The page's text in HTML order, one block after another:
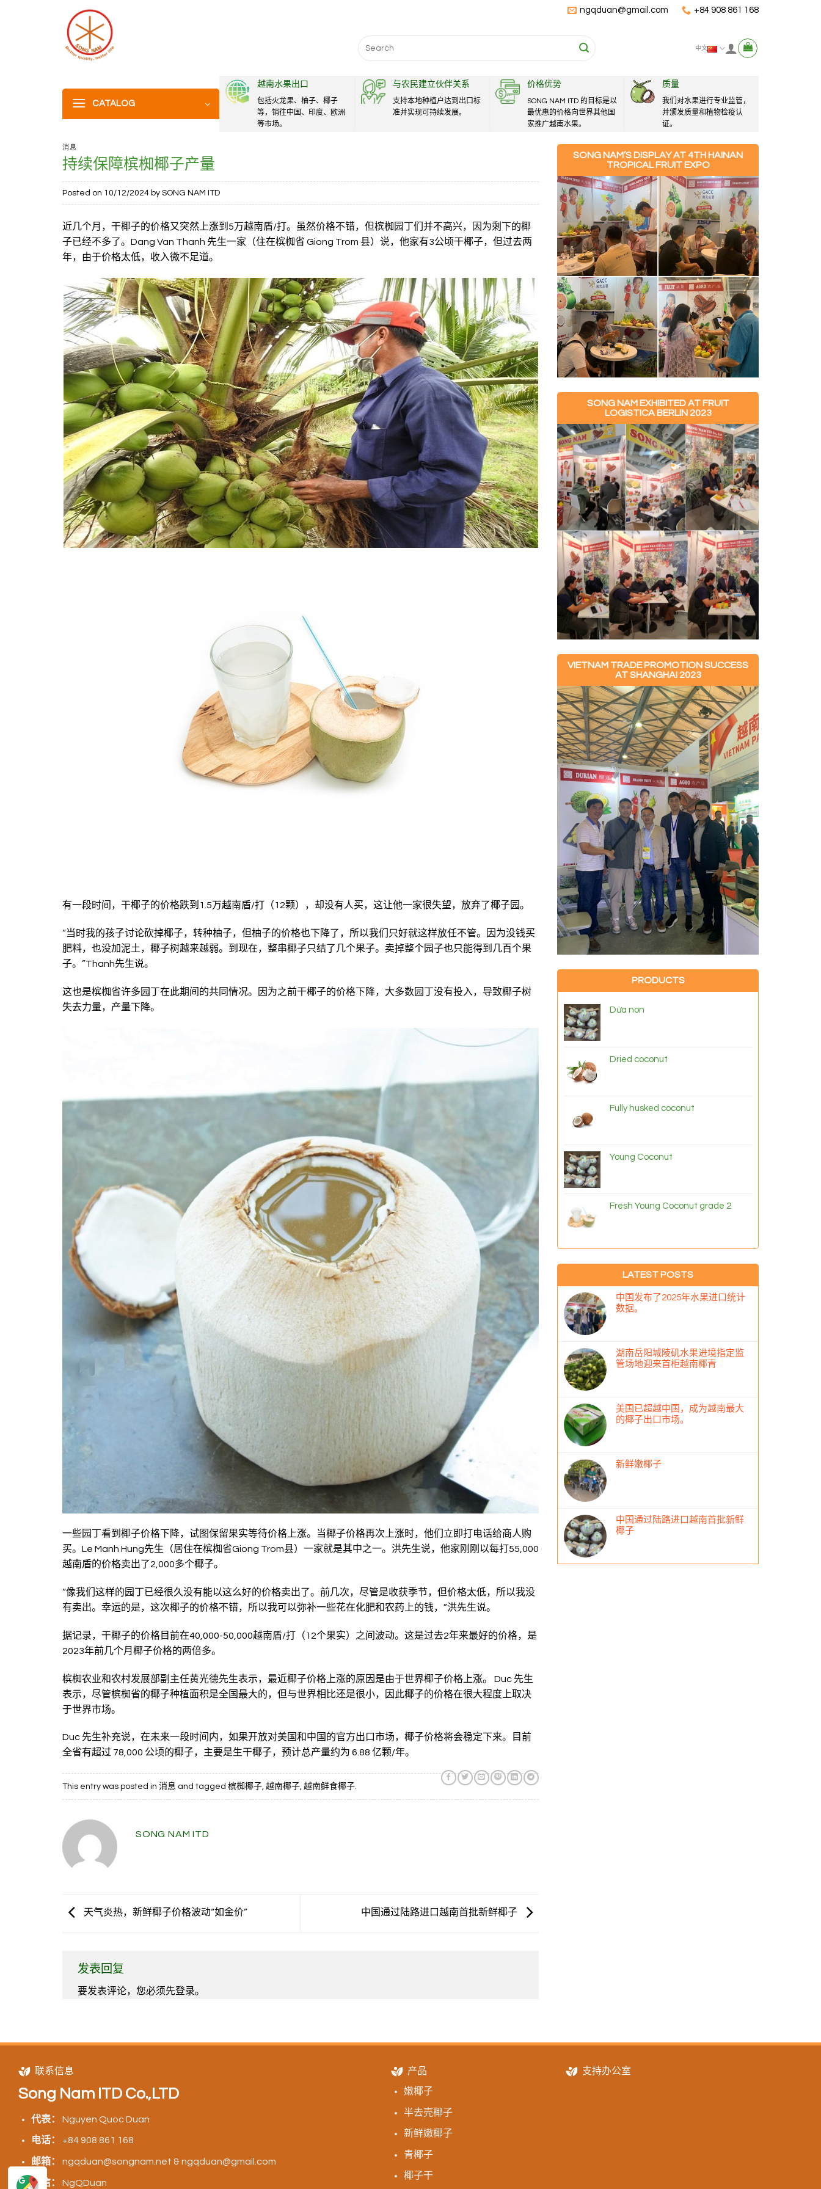
ngqduan@gmail.com +84 908 861 168
for:
中文
CATALOG
越南水果出口
包括火龙果、柚子、椰子
等，销往中国、印度、欧洲
等市场。
与农民建立伙伴关系
支持本地种植户达到出口标
准并实现可持续发展。
价格优势
SONG NAM ITD 的目标是以
最优惠的价格向世界其他国
家推广越南水果。
质量
我们对水果进行专业监管，
并颁发质量和植物检疫认
证。
消息
持续保障槟椥椰子产量
Posted on 10/12/2024 by SONG NAM ITD
近几个月，干椰子的价格又突然上涨到5万越南盾/打。虽然价格不错，但槟椥园丁们并不高兴，因为剩下的椰
子已经不多了。Dang Van Thanh 先生一家（住在槟椥省 Giong Trom 县）说，他家有3公顷干椰子，但过去两
年，由于价格太低，收入微不足道。
有一段时间，干椰子的价格跌到1.5万越南盾/打（12颗），却没有人买，这让他一家很失望，放弃了椰子园。
“当时我的孩子讨论砍掉椰子，转种柚子，但柚子的价格也下降了，所以我们只好就这样放任不管。因为没钱买
肥料，也没加泥土，椰子树越来越弱。到现在，整串椰子只结了几个果子。卖掉整个园子也只能得到几百个果
子。”Thanh先生说。
这也是槟椥省许多园丁在此期间的共同情况。因为之前干椰子的价格下降，大多数园丁没有投入，导致椰子树
失去力量，产量下降。
一些园丁看到椰子价格下降，试图保留果实等待价格上涨。当椰子价格再次上涨时，他们立即打电话给商人购
买。Le Manh Hung先生（居住在槟椥省Giong Trom县）一家就是其中之一。洪先生说，他家刚刚以每打55,000
越南盾的价格卖出了2,000多个椰子。
“像我们这样的园丁已经很久没有能以这么好的价格卖出了。前几次，尽管是收获季节，但价格太低，所以我没
有卖出。幸运的是，这次椰子的价格不错，所以我可以弥补一些花在化肥和农药上的钱，”洪先生说。
据记录，干椰子的价格目前在40,000-50,000越南盾/打（12个果实）之间波动。这是过去2年来最好的价格，是
2023年前几个月椰子价格的两倍多。
槟椥农业和农村发展部副主任黄光德先生表示，最近椰子价格上涨的原因是由于世界椰子价格上涨。 Duc 先生
表示，尽管槟椥省的椰子种植面积是全国最大的，但与世界相比还是很小，因此椰子的价格在很大程度上取决
于世界市场。
Duc 先生补充说，在未来一段时间内，如果开放对美国和中国的官方出口市场，椰子价格将会稳定下来。目前
全省有超过 78,000 公顷的椰子，主要是生干椰子，预计总产量约为 6.88 亿颗/年。
This entry was posted in 消息 and tagged 槟椥椰子, 越南椰子, 越南鲜食椰子.
SONG NAM ITD
天气炎热，新鲜椰子价格波动“如金价” 中国通过陆路进口越南首批新鲜椰子
发表回复
要发表评论，您必须先登录。
SONG NAM’S DISPLAY AT 4TH HAINAN
TROPICAL FRUIT EXPO
SONG NAM EXHIBITED AT FRUIT
LOGISTICA BERLIN 2023
VIETNAM TRADE PROMOTION SUCCESS
AT SHANGHAI 2023
PRODUCTS
Dừa non
Dried coconut
Fully husked coconut
Young Coconut
Fresh Young Coconut grade 2
LATEST POSTS
中国发布了2025年水果进口统计
数据。
湖南岳阳城陵矶水果进境指定监
管场地迎来首柜越南椰青
美国已超越中国，成为越南最大
的椰子出口市场。
新鲜嫩椰子
中国通过陆路进口越南首批新鲜
椰子
联系信息
Song Nam ITD Co.,LTD
代表： Nguyen Quoc Duan
电话： +84 908 861 168
邮箱： ngqduan@songnam.net & ngqduan@gmail.com
微信： NgQDuan
产品
嫩椰子
半去壳椰子
新鲜嫩椰子
青椰子
椰子干
支持办公室